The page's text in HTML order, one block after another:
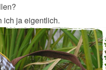
ich ja eigentlich.